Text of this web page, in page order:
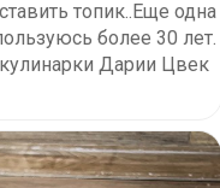
топик..Еще одна
более 30 лет.
Дарии Цвек